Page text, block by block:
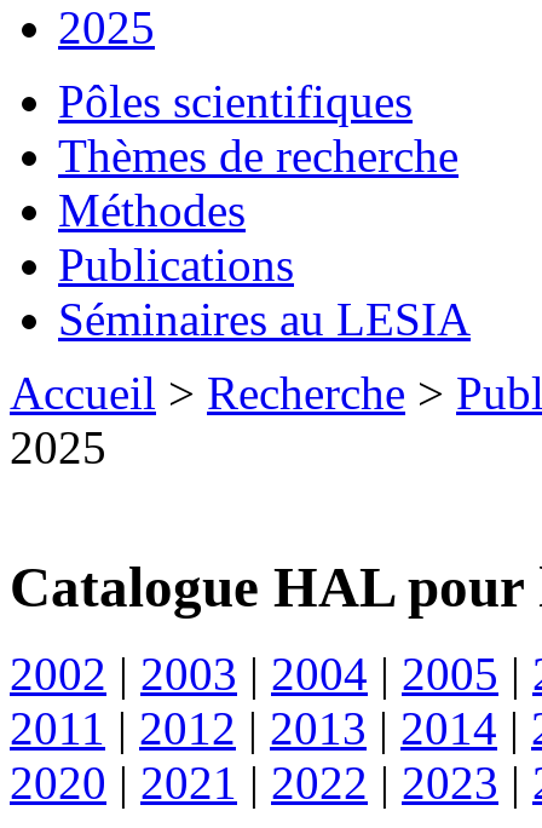
2025
Pôles scientifiques
Thèmes de recherche
Méthodes
Publications
Séminaires au LESIA
Accueil > Recherche >
2025
Catalogue HAL pour
2002 | 2003 | 2004 | 2005 |
2011 | 2012 | 2013 | 2014 |
2020 | 2021 | 2022 | 2023 |